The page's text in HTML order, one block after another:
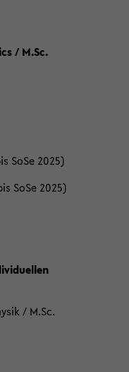
/ M.Sc.
SoSe 2025)
SoSe 2025)
/ M.Sc.